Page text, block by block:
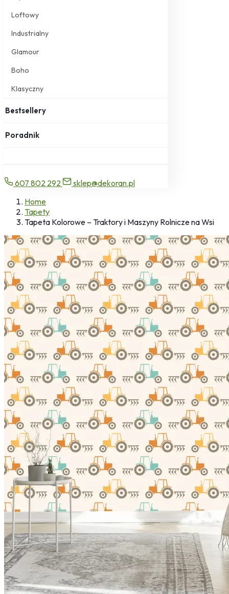
Loftowy
Industrialny
Glamour
Boho
Klasyczny
Bestsellery
Poradnik
607 802 292
sklep@dekoran.pl
Home
Tapety
Tapeta Kolorowe – Traktory i Maszyny Rolnicze na Wsi